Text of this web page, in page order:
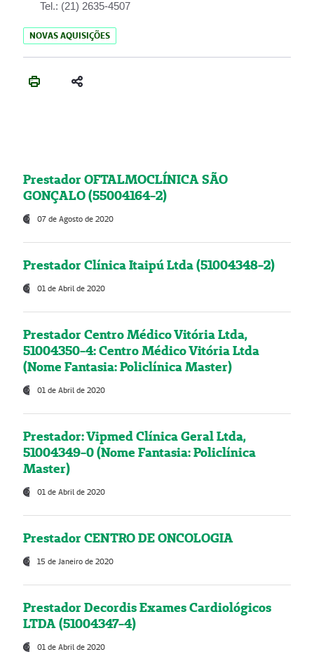
Tel.: (21) 2635-4507
NOVAS AQUISIÇÕES
Prestador OFTALMOCLÍNICA SÃO
GONÇALO (55004164-2)
07 de Agosto de 2020
Prestador Clínica Itaipú Ltda (51004348-2)
01 de Abril de 2020
Prestador Centro Médico Vitória Ltda,
51004350-4: Centro Médico Vitória Ltda
(Nome Fantasia: Policlínica Master)
01 de Abril de 2020
Prestador: Vipmed Clínica Geral Ltda,
51004349-0 (Nome Fantasia: Policlínica
Master)
01 de Abril de 2020
Prestador CENTRO DE ONCOLOGIA
15 de Janeiro de 2020
Prestador Decordis Exames Cardiológicos
LTDA (51004347-4)
01 de Abril de 2020